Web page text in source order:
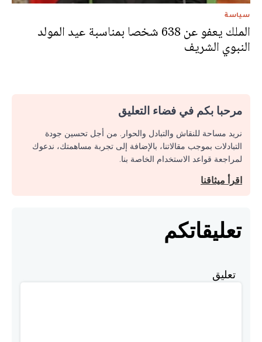
سياسة
الملك يعفو عن 638 شخصا بمناسبة عيد المولد
النبوي الشريف
مرحبا بكم في فضاء التعليق
نريد مساحة للنقاش والتبادل والحوار. من أجل تحسين جودة
التبادلات بموجب مقالاتنا، بالإضافة إلى تجربة مساهمتك، ندعوك
لمراجعة قواعد الاستخدام الخاصة بنا.
اقرأ ميثاقنا
تعليقاتكم
تعليق